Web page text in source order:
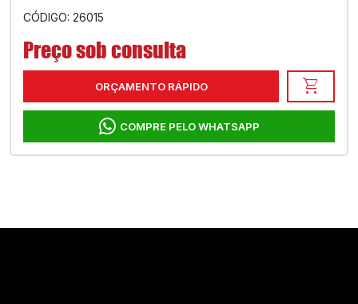
CÓDIGO: 26015
Preço sob consulta
ORÇAMENTO RÁPIDO shopping_cart
COMPRE PELO WHATSAPP